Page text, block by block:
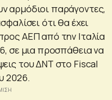
αρμόδιοι παράγοντες,
ότι θα έχει
ΑΕΠ από την Ιταλία
σε μια προσπάθεια να
του ΔΝΤ στο Fiscal
2026.